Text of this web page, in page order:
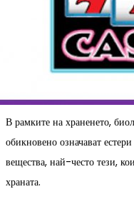
В рамките на храненето,
обикновено означават
вещества, най-често тези,
храната.